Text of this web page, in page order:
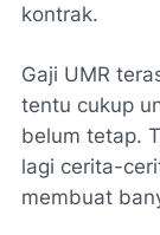
kontrak.
Gaji UMR
tentu cukup
belum tetap.
lagi cerita-
membuat